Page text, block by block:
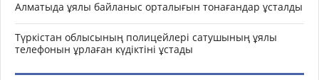
Алматыда ұялы байланыс орталығын тонағандар ұсталды
Түркістан облысының полицейлері сатушының ұялы
телефонын ұрлаған күдіктіні ұстады